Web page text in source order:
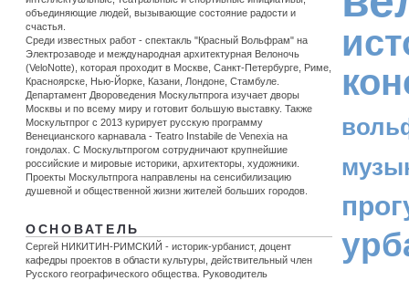
объединяющие людей, вызывающие состояние радости и
счастья.
Среди известных работ - спектакль "Красный Вольфрам" на
Электрозаводе и международная архитектурная Велоночь
(VeloNotte), которая проходит в Москве, Санкт-Петербурге, Риме,
Красноярске, Нью-Йорке, Казани, Лондоне, Стамбуле.
Департамент Двороведения Москультпрога изучает дворы
Москвы и по всему миру и готовит большую выставку. Также
Москультпрог с 2013 курирует русскую программу
Венецианского карнавала - Teatro Instabile de Venexia на
гондолах. С Москультпрогом сотрудничают крупнейшие
российские и мировые историки, архитекторы, художники.
Проекты Москультпрога направлены на сенсибилизацию
душевной и общественной жизни жителей больших городов.
ОСНОВАТЕЛЬ
Сергей НИКИТИН-РИМСКИЙ - историк-урбанист, доцент
кафедры проектов в области культуры, действительный член
Русского географического общества. Руководитель